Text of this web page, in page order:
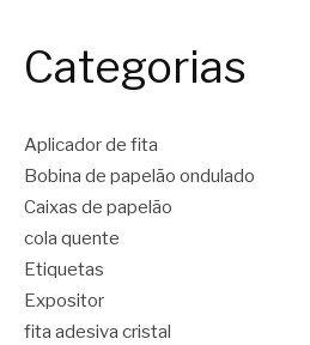
Categorias
Aplicador de fita
Bobina de papelão ondulado
Caixas de papelão
cola quente
Etiquetas
Expositor
fita adesiva cristal